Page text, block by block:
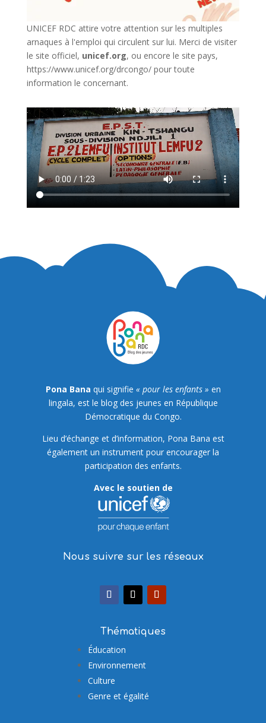
UNICEF RDC attire votre attention sur les multiples
arnaques à l'emploi qui circulent sur lui. Merci de visiter
le site officiel, unicef.org, ou encore le site pays,
https://www.unicef.org/drcongo/pour toute
information le concernant.
Pona Bana qui signifie « pour les enfants » en
lingala, est le blog des jeunes en République
Démocratique du Congo.
Lieu d’échange et d’information, Pona Bana est
également un instrument pour encourager la
participation des enfants.
Avec le soutien de
Nous suivre sur les réseaux
Thématiques
Éducation
Environnement
Culture
Genre et égalité